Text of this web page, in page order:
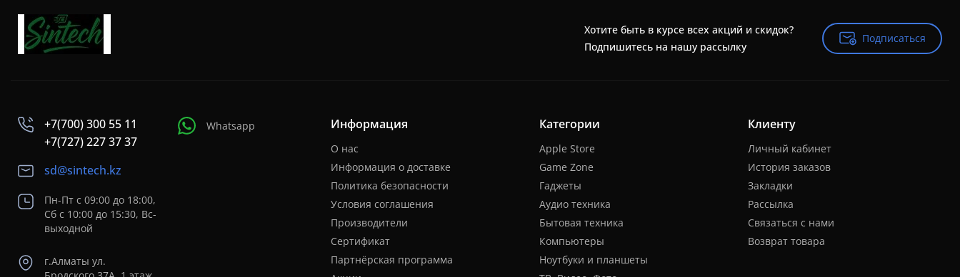
Хотите быть в курсе всех акций и скидок?
Подпишитесь на нашу рассылку
Подписаться
Подписаться
+7(700) 300 55 11
+7(727) 227 37 37
sd@sintech.kz
Пн-Пт с 09:00 до 18:00,
Сб с 10:00 до 15:30, Вс-
выходной
г.Алматы ул.
Whatsapp Информация
О нас
Информация о доставке
Политика безопасности
Условия соглашения
Производители
Сертификат
Партнёрская программа
Категории
Apple Store
Game Zone
Гаджеты
Аудио техника
Бытовая техника
Компьютеры
Ноутбуки и планшеты
Клиенту
Личный кабинет
История заказов
Закладки
Рассылка
Связаться с нами
Возврат товара